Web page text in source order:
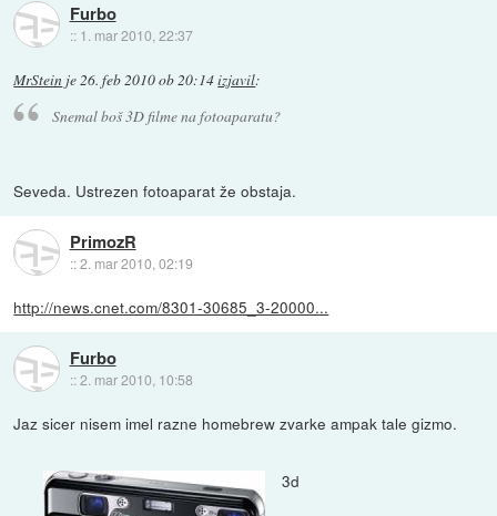
Furbo
:: 1. mar 2010, 22:37
MrStein je26. feb 2010 ob 20:14izjavil:
Snemal boš 3D filme na fotoaparatu?
Seveda. Ustrezen fotoaparat že obstaja.
PrimozR
::2. mar 2010, 02:19
http://news.cnet.com/8301-30685_3-20000...
Furbo
::2. mar 2010, 10:58
Jaz sicer nisem imel razne homebrew zvarke ampak tale gizmo.
3d